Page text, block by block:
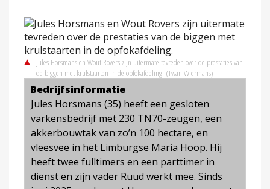
Jules Horsmans en Wout Rovers zijn uitermate tevreden over de prestaties van
de biggen met krulstaarten in de opfokafdeling. (Twan Wiermans)
Bedrijfsinformatie
Jules Horsmans (35) heeft een gesloten
varkensbedrijf met 230 TN70-zeugen, een
akkerbouwtak van zo’n 100 hectare, en
vleesvee in het Limburgse Maria Hoop. Hij
heeft twee fulltimers en een parttimer in
dienst en zijn vader Ruud werkt mee. Sinds